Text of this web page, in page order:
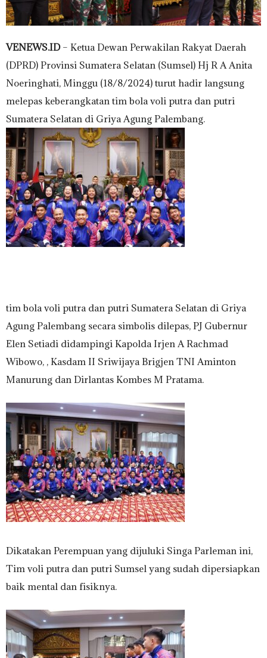
VENEWS.ID – Ketua Dewan Perwakilan Rakyat Daerah
(DPRD) Provinsi Sumatera Selatan (Sumsel) Hj R A Anita
Noeringhati, Minggu (18/8/2024) turut hadir langsung
melepas keberangkatan tim bola voli putra dan putri
Sumatera Selatan di Griya Agung Palembang.
tim bola voli putra dan putri Sumatera Selatan di Griya
Agung Palembang secara simbolis dilepas, PJ Gubernur
Elen Setiadi didampingi Kapolda Irjen A Rachmad
Wibowo, , Kasdam II Sriwijaya Brigjen TNI Aminton
Manurung dan Dirlantas Kombes M Pratama.
Dikatakan Perempuan yang dijuluki Singa Parleman ini,
Tim voli putra dan putri Sumsel yang sudah dipersiapkan
baik mental dan fisiknya.